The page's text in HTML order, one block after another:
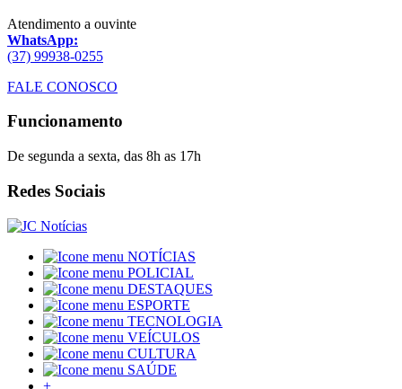
Atendimento a ouvinte
WhatsApp:
(37) 99938-0255
FALE CONOSCO
Funcionamento
De segunda a sexta, das 8h as 17h
Redes Sociais
NOTÍCIAS
POLICIAL
DESTAQUES
ESPORTE
TECNOLOGIA
VEÍCULOS
CULTURA
SAÚDE
+